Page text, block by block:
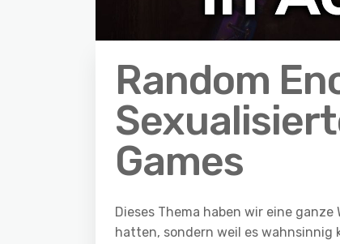
Random
Games
Dieses Thema haben wir eine
hatten, sondern weil es